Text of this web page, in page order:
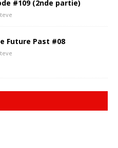
#109 (2nde partie)
Future Past #08